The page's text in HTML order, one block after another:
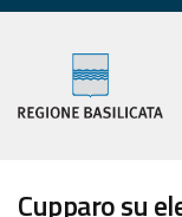
Cupparo su